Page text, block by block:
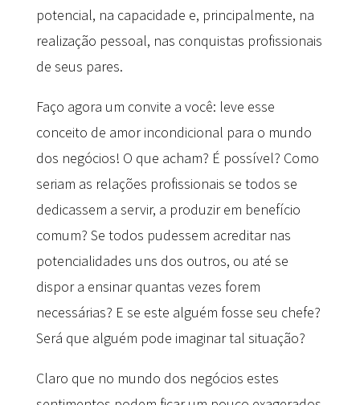
potencial, na capacidade e, principalmente, na
realização pessoal, nas conquistas profissionais
de seus pares.
Faço agora um convite a você: leve esse
conceito de amor incondicional para o mundo
dos negócios! O que acham? É possível? Como
seriam as relações profissionais se todos se
dedicassem a servir, a produzir em benefício
comum? Se todos pudessem acreditar nas
potencialidades uns dos outros, ou até se
dispor a ensinar quantas vezes forem
necessárias? E se este alguém fosse seu chefe?
Será que alguém pode imaginar tal situação?
Claro que no mundo dos negócios estes